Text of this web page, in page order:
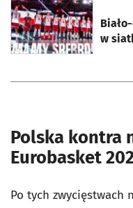
w
otworzy się w nowej
Polska kontra
Eurobasket
Po tych zwycięstwach